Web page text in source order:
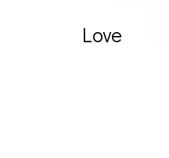
Love